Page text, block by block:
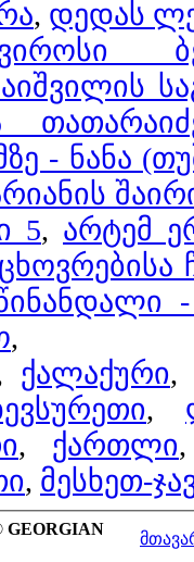
, დედას
- ნანა
5, არტემ
,
ქალაქური
,
, ქართლი
, მესხეთ-
GEORGIAN